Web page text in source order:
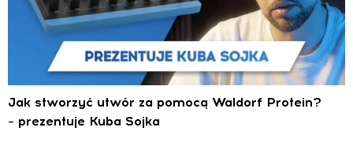
Jak stworzyć utwór za pomocą Waldorf Protein?
– prezentuje Kuba Sojka